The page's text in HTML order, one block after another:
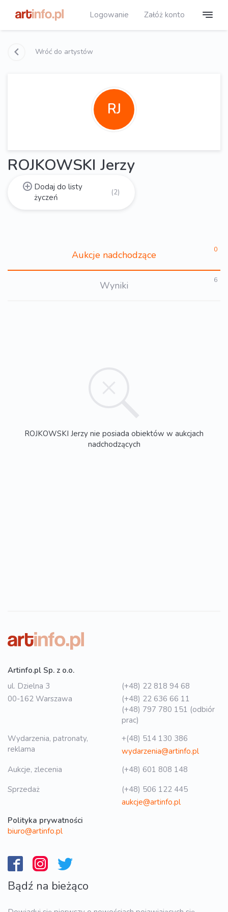
Logowanie Załóż konto
Wróć do artystów
RJ
ROJKOWSKI Jerzy
Dodaj do listy
życzeń
(2)
Aukcje nadchodzące 0
Wyniki 6
ROJKOWSKI Jerzy nie posiada obiektów w aukcjach
nadchodzących
Artinfo.pl Sp. z o.o.
ul. Dzielna 3
00-162 Warszawa
(+48) 22 818 94 68
(+48) 22 636 66 11
(+48) 797 780 151 (odbiór
prac)
Wydarzenia, patronaty,
reklama
+(48) 514 130 386
wydarzenia@artinfo.pl
Aukcje, zlecenia
(+48) 601 808 148
Sprzedaż
(+48) 506 122 445
aukcje@artinfo.pl
Polityka prywatności
biuro@artinfo.pl
Bądź na bieżąco